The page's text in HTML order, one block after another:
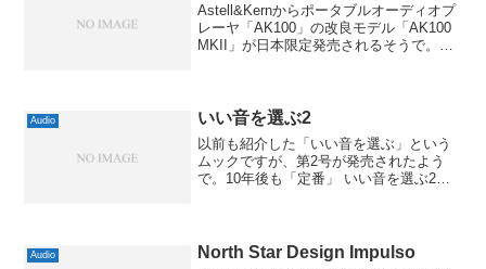
Astell&Kernからポータブルオーディオプ
レーヤ「AK100」の改良モデル「AK100
MKII」が日本限定発売されるそうで。以
Audio いい音を選ぶ2
以前も紹介した「いい音を選ぶ」という
ムックですが、第2号が発売されたよう
で。10年後も「定番」 いい音を選ぶ2
Audio North Star Design Impulso